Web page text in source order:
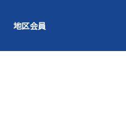
地区会員